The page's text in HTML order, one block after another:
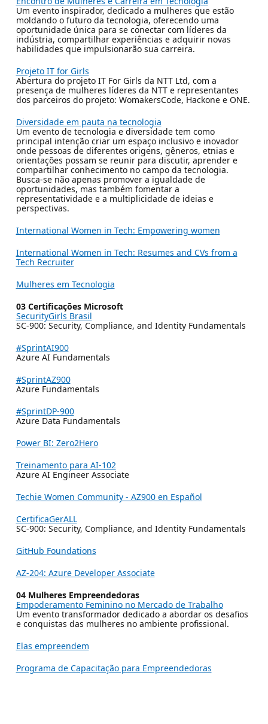
Um evento inspirador, dedicado a mulheres que estão
moldando o futuro da tecnologia, oferecendo uma
oportunidade única para se conectar com líderes da
indústria, compartilhar experiências e adquirir novas
habilidades que impulsionarão sua carreira.
Projeto IT for Girls
Abertura do projeto IT For Girls da NTT Ltd, com a
presença de mulheres líderes da NTT e representantes
dos parceiros do projeto: WomakersCode, Hackone e ONE.
Diversidade em pauta na tecnologia
Um evento de tecnologia e diversidade tem como
principal intenção criar um espaço inclusivo e inovador
onde pessoas de diferentes origens, gêneros, etnias e
orientações possam se reunir para discutir, aprender e
compartilhar conhecimento no campo da tecnologia.
Busca-se não apenas promover a igualdade de
oportunidades, mas também fomentar a
representatividade e a multiplicidade de ideias e
perspectivas.
International Women in Tech: Empowering women
International Women in Tech: Resumes and CVs from a
Tech Recruiter
Mulheres em Tecnologia
03 Certificações Microsoft
SecurityGirls Brasil
SC-900: Security, Compliance, and Identity Fundamentals
#SprintAI900
Azure AI Fundamentals
#SprintAZ900
Azure Fundamentals
#SprintDP-900
Azure Data Fundamentals
Power BI: Zero2Hero
Treinamento para AI-102
Azure AI Engineer Associate
Techie Women Community - AZ900 en Español
CertificaGerALL
SC-900: Security, Compliance, and Identity Fundamentals
GitHub Foundations
AZ-204: Azure Developer Associate
04 Mulheres Empreendedoras
Empoderamento Feminino no Mercado de Trabalho
Um evento transformador dedicado a abordar os desafios
e conquistas das mulheres no ambiente profissional.
Elas empreendem
Programa de Capacitação para Empreendedoras